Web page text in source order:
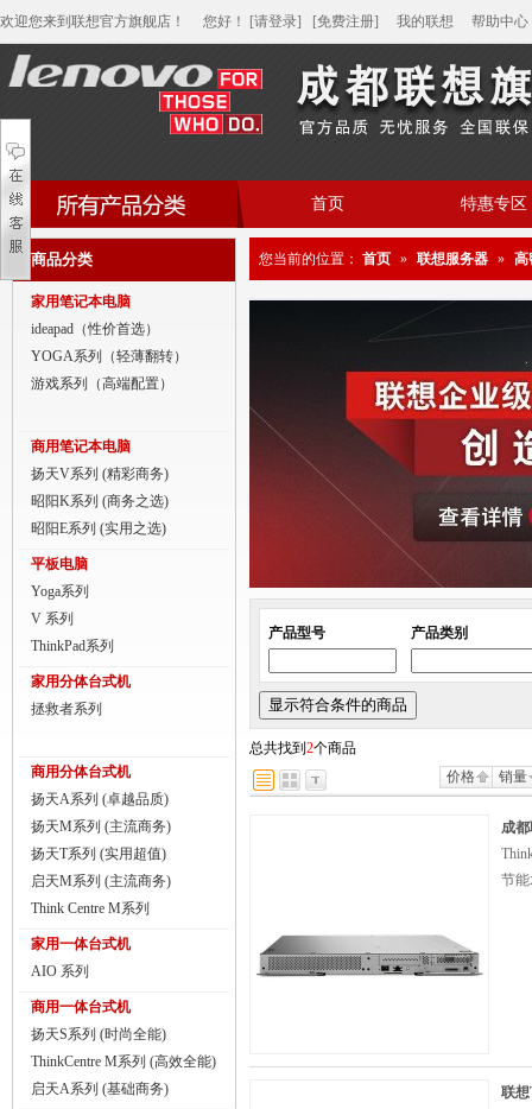
欢迎您来到联想官方旗舰店！ 您好 ！ [请登录] [免费注册] 我的联想 帮助中心
家用笔记本电脑
商用笔记本电脑
平板电脑
商用分体台式机
家用一体台式机
ThinkPad
ThinkStation工作站
联想服务器
首页 特惠专区
帮助中心
商品分类
家用笔记本电脑
ideapad（性价首选）
YOGA系列（轻薄翻转）
游戏系列（高端配置）
商用笔记本电脑
扬天V系列 (精彩商务)
昭阳K系列 (商务之选)
昭阳E系列 (实用之选)
平板电脑
Yoga系列
V 系列
ThinkPad系列
家用分体台式机
拯救者系列
商用分体台式机
扬天A系列 (卓越品质)
扬天M系列 (主流商务)
扬天T系列 (实用超值)
启天M系列 (主流商务)
Think Centre M系列
家用一体台式机
AIO 系列
商用一体台式机
扬天S系列 (时尚全能)
ThinkCentre M系列 (高效全能)
启天A系列 (基础商务)
您当前的位置： 首页 » 联想服务器 » 高
产品型号 产品类别
总共找到 2个商品
价格
销量
成
节
联